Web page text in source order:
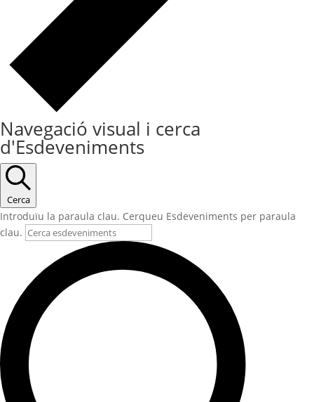
Navegació visual i cerca
d'Esdeveniments
Cerca
Introduïu la paraula clau. Cerqueu Esdeveniments per paraula
clau.